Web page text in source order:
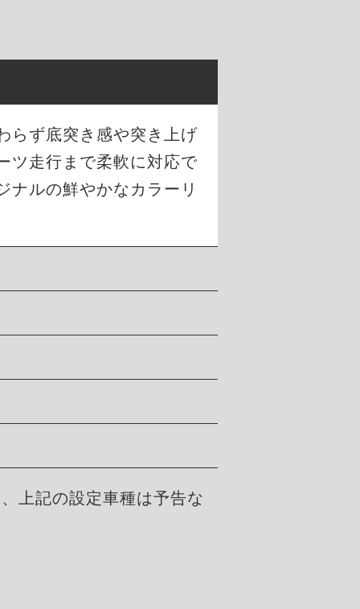
らず底突き感や突き上げ
ツ走行まで柔軟に対応で
ナルの鮮やかなカラーリ
上記の設定車種は予告な